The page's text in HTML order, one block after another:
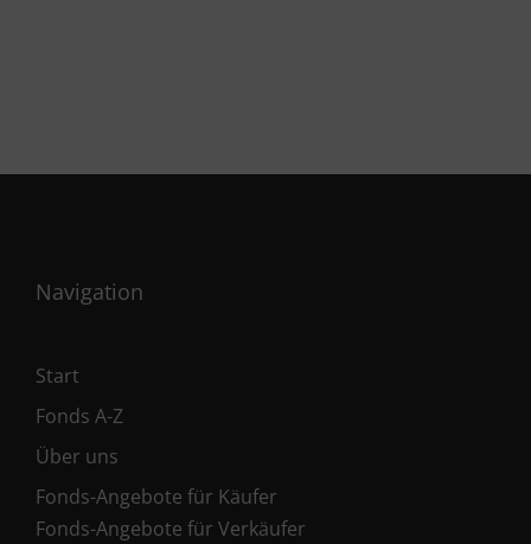
Navigation
Start
Fonds A-Z
Über uns
Fonds-Angebote für Käufer
Fonds-Angebote für Verkäufer